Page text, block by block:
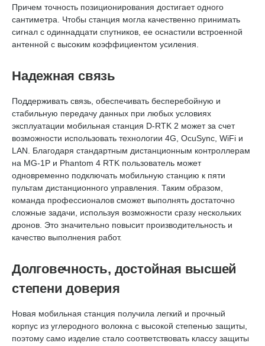
Причем точность позиционирования достигает одного
сантиметра. Чтобы станция могла качественно принимать
сигнал с одиннадцати спутников, ее оснастили встроенной
антенной с высоким коэффициентом усиления.
Надежная связь
Поддерживать связь, обеспечивать бесперебойную и
стабильную передачу данных при любых условиях
эксплуатации мобильная станция D-RTK 2 может за счет
возможности использовать технологии 4G, OcuSync, WiFi и
LAN. Благодаря стандартным дистанционным контроллерам
на MG-1P и Phantom 4 RTK пользователь может
одновременно подключать мобильную станцию к пяти
пультам дистанционного управления. Таким образом,
команда профессионалов сможет выполнять достаточно
сложные задачи, используя возможности сразу нескольких
дронов. Это значительно повысит производительность и
качество выполнения работ.
Долговечность, достойная высшей
степени доверия
Новая мобильная станция получила легкий и прочный
корпус из углеродного волокна с высокой степенью защиты,
поэтому само изделие стало соответствовать классу защиты